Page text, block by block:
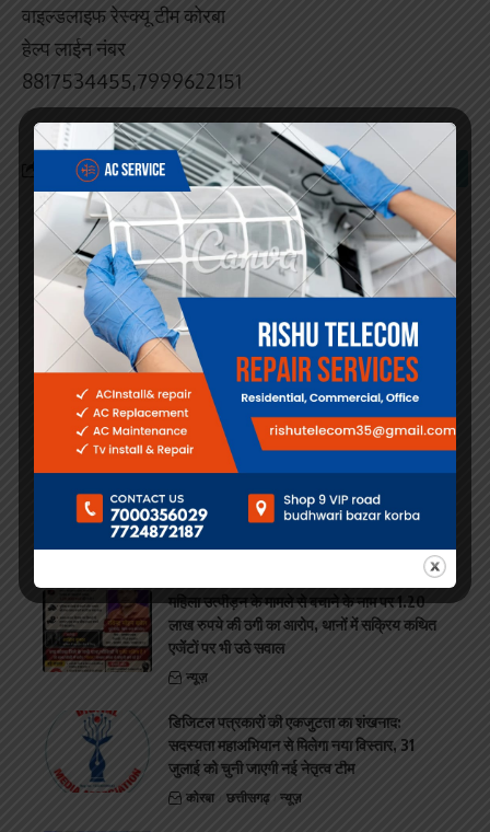
वाइल्डलाइफ रेस्क्यू टीम कोरबा
हेल्प लाईन नंबर
8817534455,7999622151
Facebook
Search
Jyoti News Letest
डिजिटल मीडिया एसोसिएशन ने लिखी एकता की नई
कहानी, मनोज मिश्रा के हाथों में संगठन की कमान
कोरबा में डिजिटल मीडिया एसोसिएशन को मिला नया
नेतृत्व, संगठन विस्तार और पत्रकार हित होंगे सर्वोच्च
एजेंडा मनोज मिश्रा को मिली अध्यक्ष की जिम्मेदारी,
विस्तार और निष्पक्ष पत्रकारिता को बनाया सर्वोच्च
एजेंडा
महिला उत्पीड़न के मामले से बचाने के नाम पर 1.20
लाख रुपये की ठगी का आरोप, थानों में सक्रिय कथित
एजेंटों पर भी उठे सवाल
न्यूज़
डिजिटल पत्रकारों की एकजुटता का शंखनाद:
सदस्यता महाअभियान से मिलेगा नया विस्तार, 31
जुलाई को चुनी जाएगी नई नेतृत्व टीम
कोरबा छत्तीसगढ़ न्यूज़